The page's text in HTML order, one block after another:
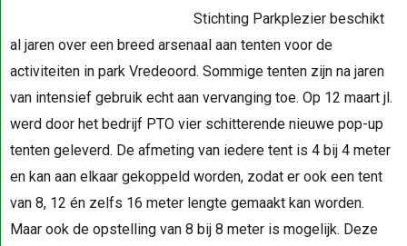
Stichting Parkplezier beschikt
al jaren over een breed arsenaal aan tenten voor de
activiteiten in park Vredeoord. Sommige tenten zijn na jaren
van intensief gebruik echt aan vervanging toe. Op 12 maart jl.
werd door het bedrijf PTO vier schitterende nieuwe pop-up
tenten geleverd. De afmeting van iedere tent is 4 bij 4 meter
en kan aan elkaar gekoppeld worden, zodat er ook een tent
van 8, 12 én zelfs 16 meter lengte gemaakt kan worden.
Maar ook de opstelling van 8 bij 8 meter is mogelijk. Deze